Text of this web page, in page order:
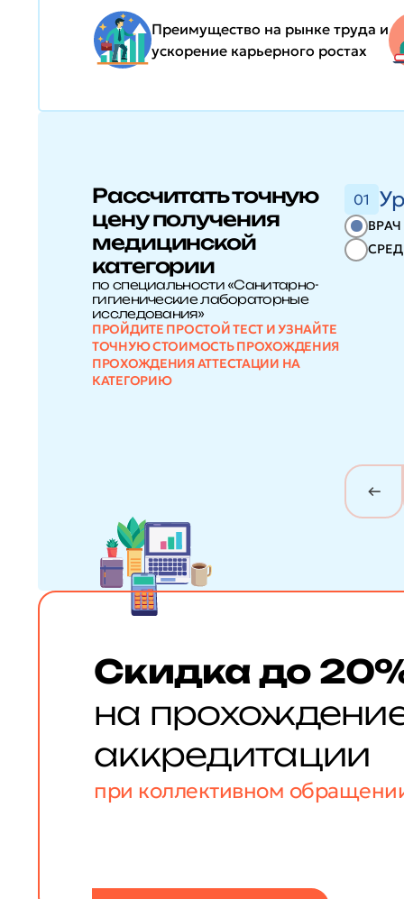
Преимущество на рынке труда и
ускорение карьерного ростах
Рассчитать точную
цену получения
медицинской
категории
по специальности «Санитарно-
гигиенические лабораторные
исследования»
ПРОЙДИТЕ ПРОСТОЙ ТЕСТ И УЗНАЙТЕ
ТОЧНУЮ СТОИМОСТЬ ПРОХОЖДЕНИЯ
ПРОХОЖДЕНИЯ АТТЕСТАЦИИ НА
КАТЕГОРИЮ
01
Скидка до
на
аккредитации
при коллективном